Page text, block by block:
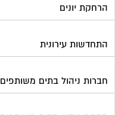
הרחקת יונים
התחדשות עירונית
חברות ניהול בתים משותפים